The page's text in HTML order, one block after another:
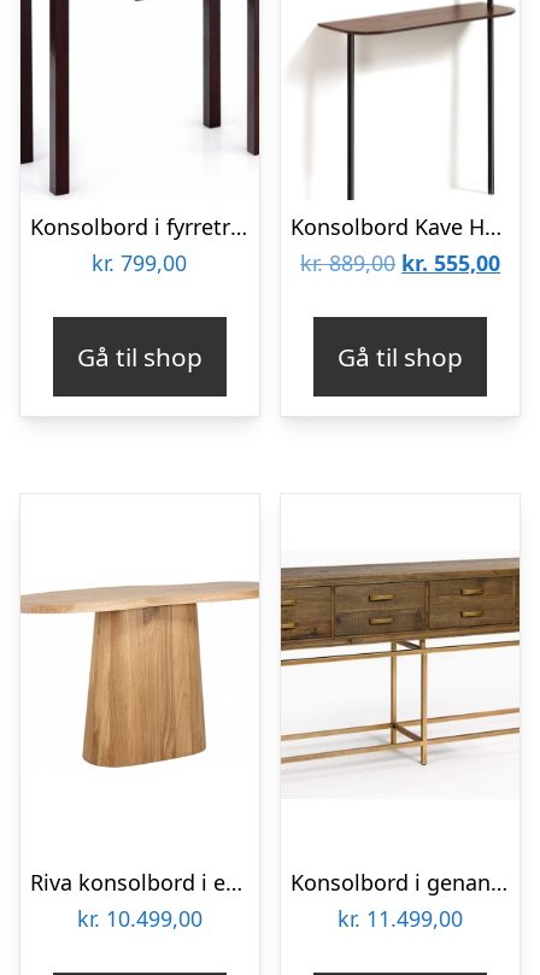
Konsolbord i fyrretræ og MDF B71 cm – Brun
kr. 799,00
Gå til shop
Konsolbord Kave Home Marcolina – egefinér valnødfinish & matsort metalstel med integreret knagerække
kr.889,00 Den
kr. 889,00.
kr. 555,00Den
kr.
Gå til shop
Riva konsolbord i egetræ 140 x 40 cm – Eg
kr. 10.499,00
Konsolbord i genanvendt fyrretræ og metal B181 cm – Antik guld/Brunbejset
kr. 11.499,00